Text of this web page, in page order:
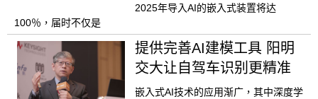
2025年导入AI的嵌入式装置将达
100％，届时不仅是
提供完善AI建模工具 阳明
交大让自驾车识别更精准
嵌入式AI技术的应用渐广，其中深度学